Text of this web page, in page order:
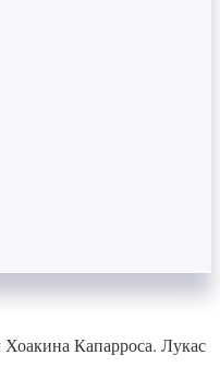
Капарроса. Лукас